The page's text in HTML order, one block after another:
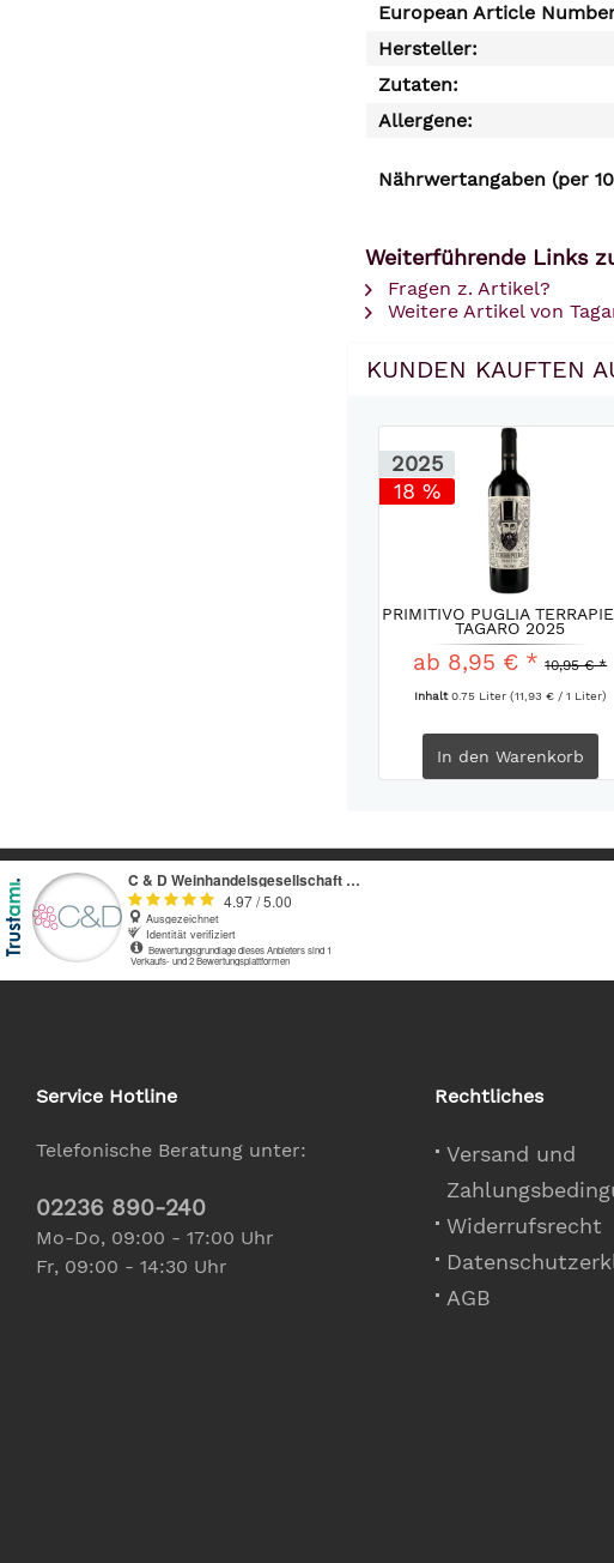
European Article
Hersteller:
Zutaten:
Allergene:
Nährwertangaben (per
Weiterführende Links
Fragen z. Artikel?
Weitere Artikel von
KUNDEN KAUFTEN
2025
18 %
PRIMITIVO PUGLIA
TAGARO 2025
ab 8,95 € * 10,95 € *
Inhalt0.75 Liter (11,93 € / 1 Liter)
In den Warenkorb
Service Hotline
Telefonische Beratung unter:
02236 890-240
Mo-Do, 09:00 - 17:00 Uhr
Fr, 09:00 - 14:30 Uhr
Rechtliches
Versand und
Widerrufsrecht
AGB